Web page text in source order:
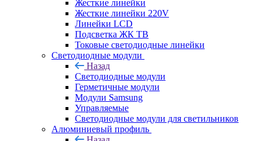
Жесткие линейки
Жесткие линейки 220V
Линейки LCD
Подсветка ЖК ТВ
Токовые светодиодные линейки
Светодиодные модули
Назад
Светодиодные модули
Герметичные модули
Модули Samsung
Управляемые
Светодиодные модули для светильников
Алюминиевый профиль